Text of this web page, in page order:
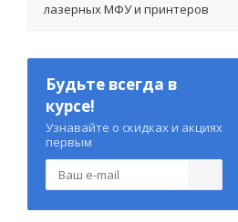
лазерных МФУ и принтеров
Будьте всегда в
курсе!
Узнавайте о скидках и акциях
первым